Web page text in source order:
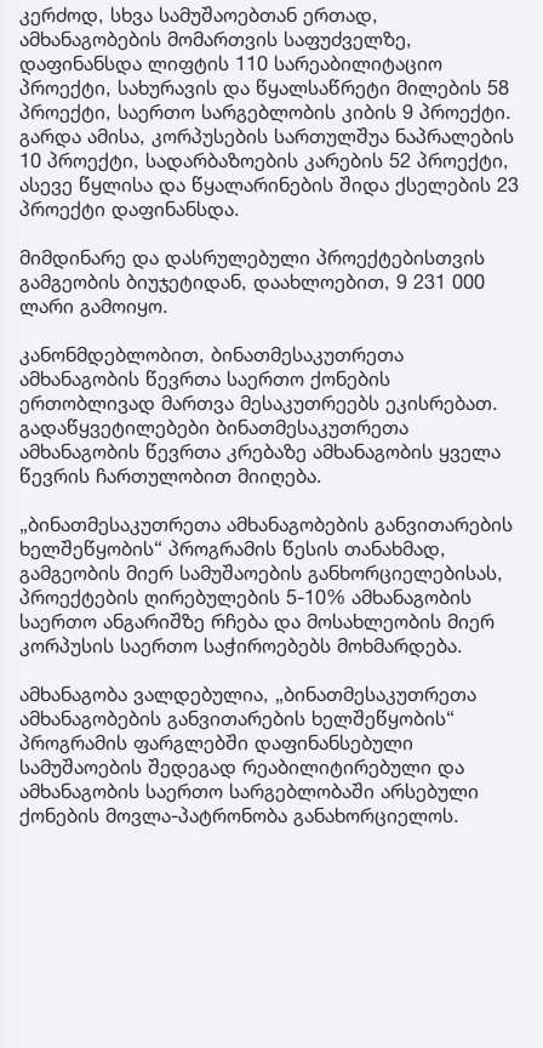
კერძოდ, სხვა სამუშაოებთან ერთად,
ამხანაგობების მომართვის საფუძველზე,
დაფინანსდა ლიფტის 110 სარეაბილიტაციო
პროექტი, სახურავის და წყალსაწრეტი მილების 58
პროექტი, საერთო სარგებლობის კიბის 9 პროექტი.
გარდა ამისა, კორპუსების სართულშუა ნაპრალების
10 პროექტი, სადარბაზოების კარების 52 პროექტი,
ასევე წყლისა და წყალარინების შიდა ქსელების 23
პროექტი დაფინანსდა.
მიმდინარე და დასრულებული პროექტებისთვის
გამგეობის ბიუჯეტიდან, დაახლოებით, 9 231 000
ლარი გამოიყო.
კანონმდებლობით, ბინათმესაკუთრეთა
ამხანაგობის წევრთა საერთო ქონების
ერთობლივად მართვა მესაკუთრეებს ეკისრებათ.
გადაწყვეტილებები ბინათმესაკუთრეთა
ამხანაგობის წევრთა კრებაზე ამხანაგობის ყველა
წევრის ჩართულობით მიიღება.
„ბინათმესაკუთრეთა ამხანაგობების განვითარების
ხელშეწყობის“ პროგრამის წესის თანახმად,
გამგეობის მიერ სამუშაოების განხორციელებისას,
პროექტების ღირებულების 5-10% ამხანაგობის
საერთო ანგარიშზე რჩება და მოსახლეობის მიერ
კორპუსის საერთო საჭიროებებს მოხმარდება.
ამხანაგობა ვალდებულია, „ბინათმესაკუთრეთა
ამხანაგობების განვითარების ხელშეწყობის“
პროგრამის ფარგლებში დაფინანსებული
სამუშაოების შედეგად რეაბილიტირებული და
ამხანაგობის საერთო სარგებლობაში არსებული
ქონების მოვლა-პატრონობა განახორციელოს.